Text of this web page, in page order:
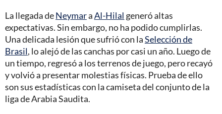
La llegada deNeymaraAl-Hilal generó altas
expectativas. Sin embargo, no ha podido cumplirlas.
Una delicada lesión que sufrió con laSelección de
Brasil, lo alejó de las canchas por casi un año. Luego de
un tiempo, regresó a los terrenos de juego, pero recayó
y volvió a presentar molestias físicas. Prueba de ello
son sus estadísticas con la camiseta del conjunto de la
liga de Arabia Saudita.